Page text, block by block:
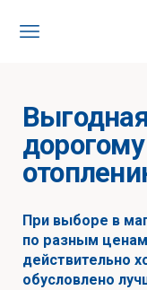
При выборе в
по разным
действительно
обусловлено